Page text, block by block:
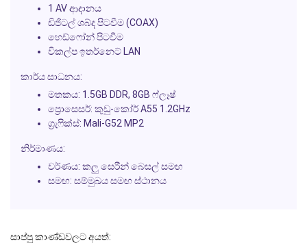
1 AV ආදානය
ඩිජිටල් ශබ්ද පිටවීම (COAX)
හෙඩ්ෆෝන් පිටවීම
විකල්ප ඉතර්නෙට් LAN
කාර්ය සාධනය:
මතකය: 1.5GB DDR, 8GB ෆ්ලෑෂ්
ප්‍රොසෙසර්: කුඩු-කෝර් A55 1.2GHz
ග්‍රැෆික්ස්: Mali-G52 MP2
නිර්මාණය:
වර්ණය: කලු සෙරීන් බෙසල් සමඟ
සමඟ: සම්මුඛය සමඟ ස්ථානය
සාප්පු කාණ්ඩවලට අයත්: